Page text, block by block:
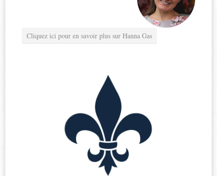
Cliquez ici pour en savoir plus sur Hanna Gas